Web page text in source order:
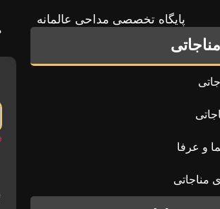
پایگاه تخصصی مداحی عالمانه
و عرفا
مناجاتی